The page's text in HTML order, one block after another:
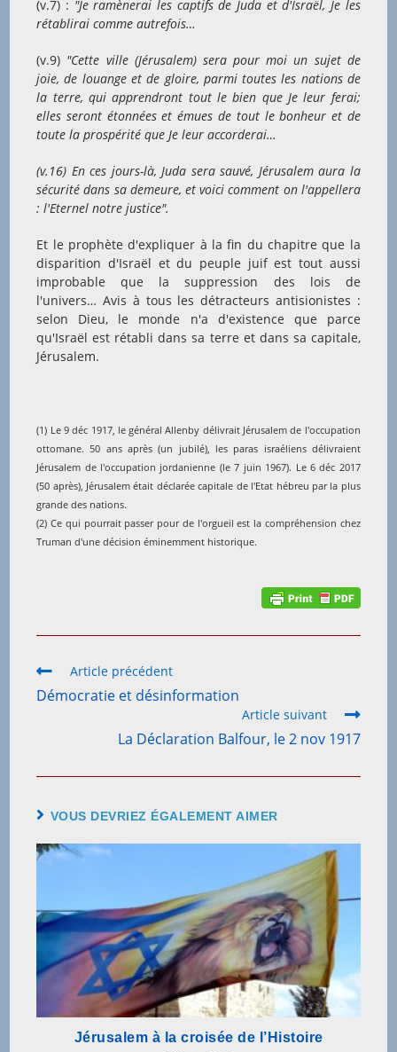
(v.7) : "Je ramènerai les captifs de Juda et d'Israël, Je les
rétablirai comme autrefois…
(v.9) "Cette ville (Jérusalem) sera pour moi un sujet de
joie, de louange et de gloire, parmi toutes les nations de
la terre, qui apprendront tout le bien que Je leur ferai;
elles seront étonnées et émues de tout le bonheur et de
toute la prospérité que Je leur accorderai…
(v.16) En ces jours-là, Juda sera sauvé, Jérusalem aura la
sécurité dans sa demeure, et voici comment on l'appellera
: l'Eternel notre justice".
Et le prophète d'expliquer à la fin du chapitre que la
disparition d'Israël et du peuple juif est tout aussi
improbable que la suppression des lois de
l'univers… Avis à tous les détracteurs antisionistes :
selon Dieu, le monde n'a d'existence que parce
qu'Israël est rétabli dans sa terre et dans sa capitale,
Jérusalem.
(1) Le 9 déc 1917, le général Allenby délivrait Jérusalem de l'occupation
ottomane. 50 ans après (un jubilé), les paras israéliens délivraient
Jérusalem de l'occupation jordanienne (le 7 juin 1967). Le 6 déc 2017
(50 après), Jérusalem était déclarée capitale de l'Etat hébreu par la plus
grande des nations.
(2) Ce qui pourrait passer pour de l'orgueil est la compréhension chez
Truman d'une décision éminemment historique.
Read
more
articles
Article précédent
Démocratie et désinformation
Article suivant
La Déclaration Balfour, le 2 nov 1917
VOUS DEVRIEZ ÉGALEMENT AIMER
Jérusalem à la croisée de l’Histoire